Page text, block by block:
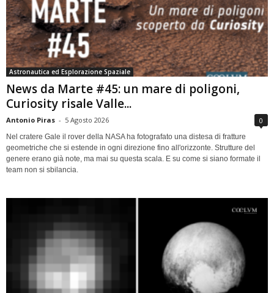
Astronautica ed Esplorazione Spaziale
News da Marte #45: un mare di poligoni,
Curiosity risale Valle...
Antonio Piras - 5 Agosto 2026 0
Nel cratere Gale il rover della NASA ha fotografato una distesa di fratture
geometriche che si estende in ogni direzione fino all'orizzonte. Strutture del
genere erano già note, ma mai su questa scala. E su come si siano formate il
team non si sbilancia.